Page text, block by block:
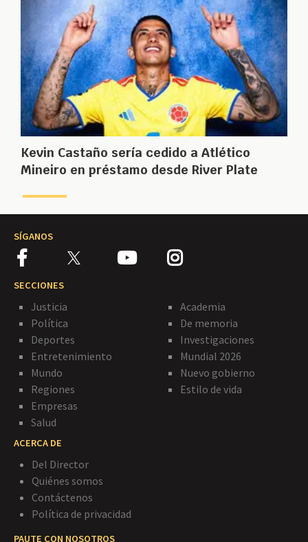
Kevin Castaño sería cedido a Atlético
Mineiro en préstamo desde River Plate
SÍGANOS
SECCIONES
Justicia
Política
Deportes
Entretenimiento
Mundo
Regiones
Empresas
Salud
Academia
De memoria
Investigaciones
Mundial 2026
Nuevo gobierno
Estilo de vida
ACERCA DE
Del Director
Quiénes somos
Contáctenos
Política de privacidad
PAUTE CON NOSOTROS